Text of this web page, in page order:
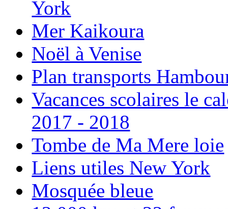
York
Mer Kaikoura
Noël à Venise
Plan transports
Vacances scolaires le
2017 - 2018
Tombe de Ma Mere loie
Liens utiles New York
Mosquée bleue